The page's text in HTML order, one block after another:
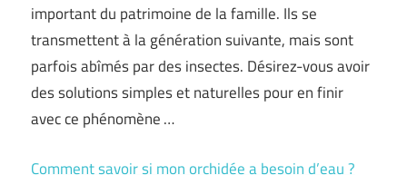
important du patrimoine de la famille. Ils se
transmettent à la génération suivante, mais sont
parfois abîmés par des insectes. Désirez-vous avoir
des solutions simples et naturelles pour en finir
avec ce phénomène …
Comment savoir si mon orchidée a besoin d’eau ?